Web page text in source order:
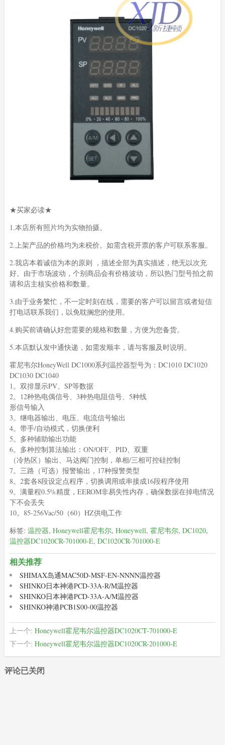
★买家必读★
1.本店所有照片均为实物拍摄。
2.上架产品的价格均为未税价。如需含税开票的客户可联系客服。
2.我店本着诚信为本的原则 ，描述全部为真实描述，绝无以次充
好。由于市场波动，个别商品会有价格波动，所以热门型号拍之前
请和店主核实价格和数量。
3.由于业务繁忙，不一定时刻在线，需要的客户可以留言或者短信
打电话联系我们，以免耽搁您的使用。
4.购买前请确认好您需要的规格和数量，方便为您备货。
5.本店默认发中通快递，如需发顺丰，请与客服及时说明。
霍尼韦尔HoneyWell DC1000系列温控器型号为：DC1010 DC1020
DC1030 DC1040
1。双排显示PV、SP等数据
2。12种热电偶信号、3种热电阻信号、5种线
形信号输入
3。继电器输出、电压、电流信号输出
4。带手/自动模式，切换便利
5。多种辅助输出功能
6。多种控制算法输出：ON/OFF、PID、双重
（冷热区）输出、马达阀门控制，单相/三相可控硅控制
7。三路（可选）报警输出，17种报警类型
8。2套各8段设定点程序，切换调用或串接成16段程序使用
9。满量程0.5%精度，EEROM非易失性内存，确保数据在掉电情况
下不会丢失
10。85-256Vac/50（60）HZ供电工作
标签: 温控器, Honeywell霍尼韦尔, Honeywell, 霍尼韦尔, DC1020,
温控器DC1020CR-701000-E, DC1020CR-701000-E
相关推荐
SHIMAX岛通MAC50D-MSF-EN-NNNN温控器
SHINKO日本神港PCD-33A-R/M温控器
SHINKO日本神港PCD-33A-A/M温控器
SHINKO神港PCB1S00-00温控器
上一个: Honeywell霍尼韦尔温控器DC1020CT-701000-E
下一个: Honeywell霍尼韦尔温控器DC1020CR-201000-E
评论已关闭